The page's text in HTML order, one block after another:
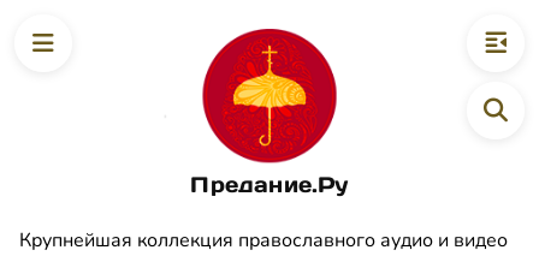
Предание.Ру
Крупнейшая коллекция православного аудио и видео